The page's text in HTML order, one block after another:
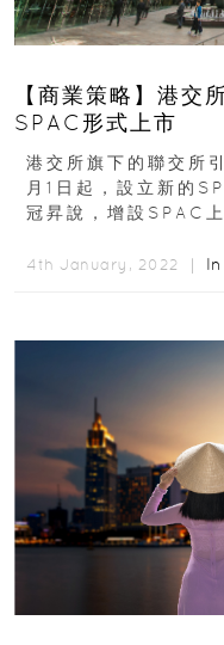
【商業策略】港交所引入新
SPAC形式上市
港交所旗下的聯交所
月1日起，設立新的
冠昇說，增設SPAC
4th January, 2022 ｜ In